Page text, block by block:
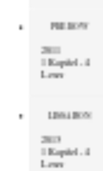
PREROW
2011
1 Kapitel - 4
Leser
LISSABON
2013
1 Kapitel - 4
Leser